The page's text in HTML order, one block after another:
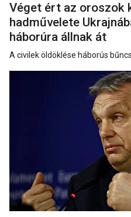
Véget ért az oroszok
hadművelete
háborúra állnak át
A civilek öldöklése háborús